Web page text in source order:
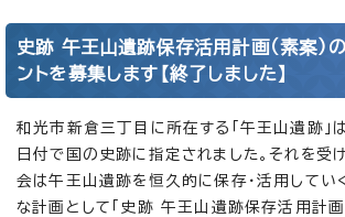
史跡 午王山遺跡保存活用計画（素案）の
ントを募集します【終了しました】
和光市新倉三丁目に所在する「午王山遺跡」
日付で国の史跡に指定されました。それを受
会は午王山遺跡を恒久的に保存・活用してい
な計画として「史跡 午王山遺跡保存活用計画